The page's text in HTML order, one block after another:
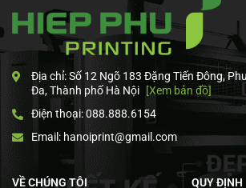
Địa chỉ: Số 12 Ngõ 183 Đặng Tiến Đông,
Đa, Thành phố Hà Nội
[Xem bản đồ]
Điện thoại: 088.888.6154
Email: hanoiprint@gmail.com
VỀ CHÚNG TÔI QUY ĐỊNH